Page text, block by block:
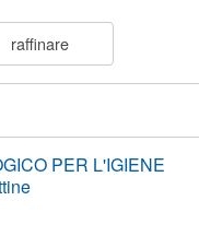
raffinare
PER L'IGIENE